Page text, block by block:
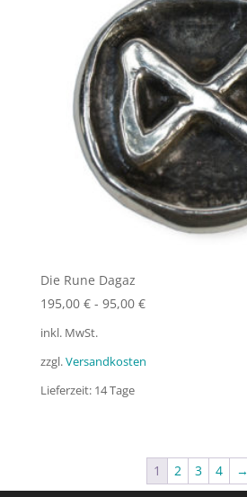
Die Rune Dagaz
195,00 €- 95,00 €
inkl. MwSt.
zzgl.Versandkosten
Lieferzeit: 14 Tage
1 2 3 4 →